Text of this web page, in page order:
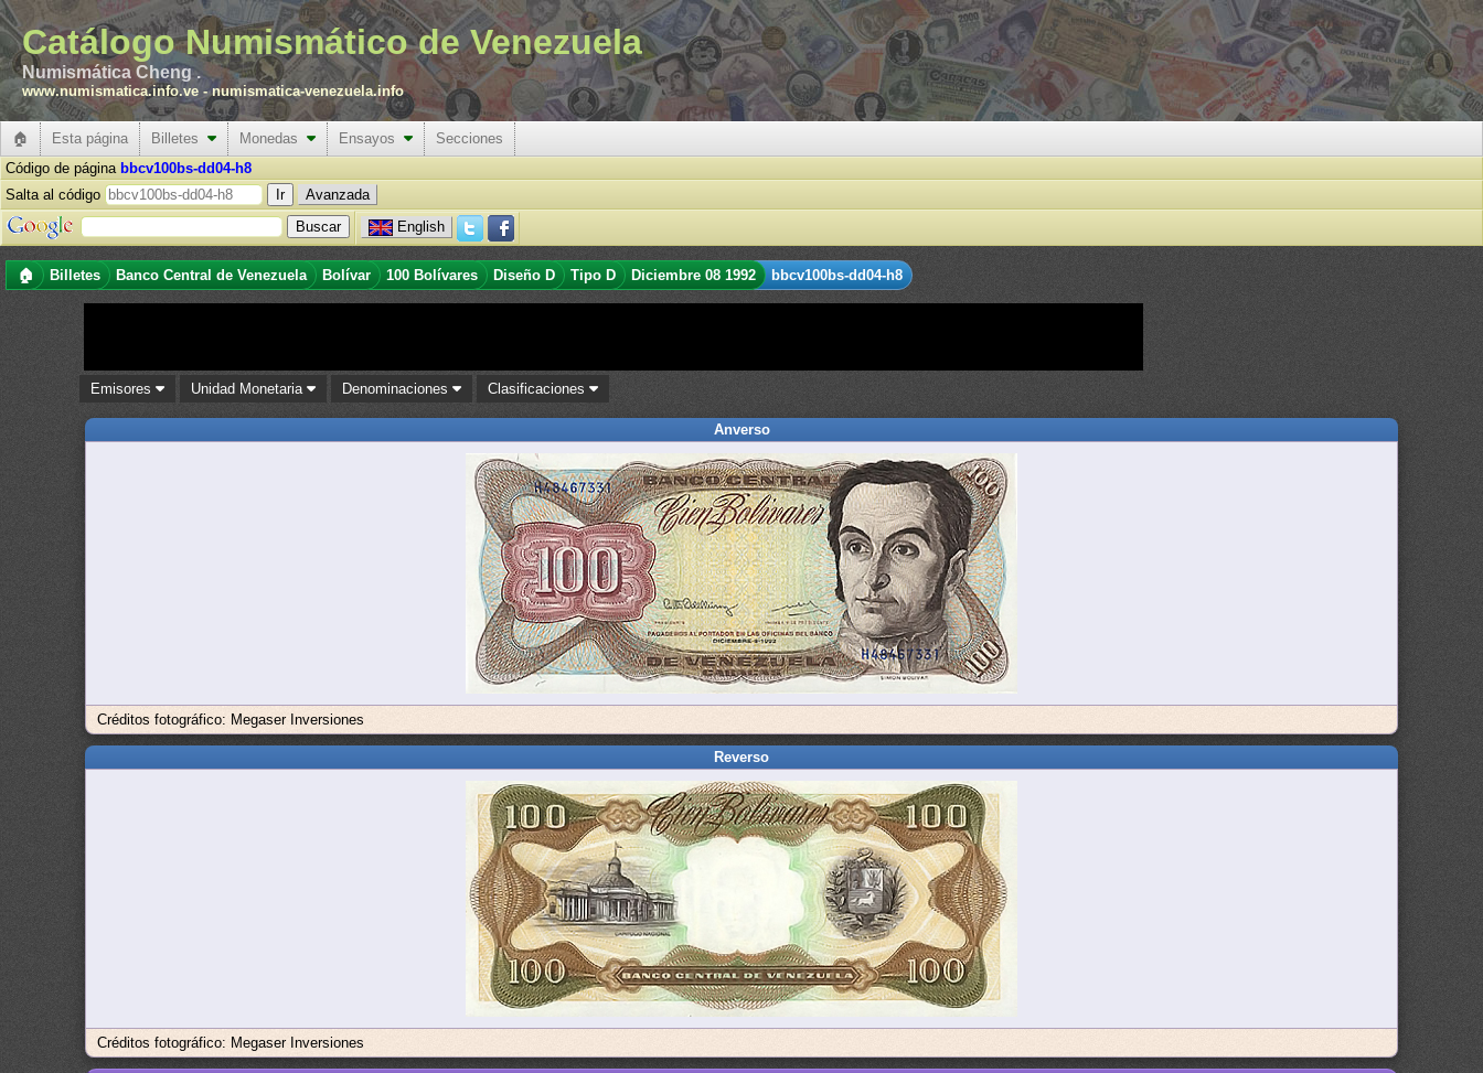
Catálogo Numismático de Venezuela
Numismática Cheng .
www.numismatica.info.ve -numismatica-venezuela.info
🏠 Esta página Billetes Monedas Ensayos
Secciones
Código de página bbcv100bs-dd04-h8
Salta al código
Avanzada
English
🏠 Billetes Banco Central de Venezuela Bolívar 100 Bolívares Diseño D Tipo D Diciembre 08 1992 bbcv100bs-dd04-h8
Emisores Unidad Monetaria Denominaciones Clasificaciones
Anverso
Créditos fotográfico: Megaser Inversiones
Reverso
Créditos fotográfico: Megaser Inversiones